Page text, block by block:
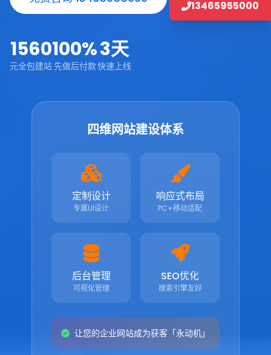
1560
元全包建站
100%
先做后付款
3天
快速上线
四维网站建设体系
定制设计
专属UI设计
响应式布局
PC+移动适配
后台管理
可视化管理
SEO优化
搜索引擎友好
让您的企业网站成为获客「永动机」
13465955000